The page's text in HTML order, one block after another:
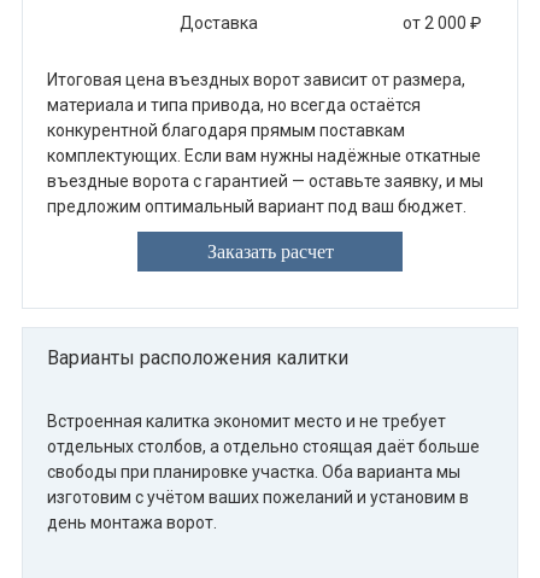
Доставка от 2 000 ₽
Итоговая цена въездных ворот зависит от размера,
материала и типа привода, но всегда остаётся
конкурентной благодаря прямым поставкам
комплектующих. Если вам нужны надёжные откатные
въездные ворота с гарантией — оставьте заявку, и мы
предложим оптимальный вариант под ваш бюджет.
Заказать расчет
Варианты расположения калитки
Встроенная калитка экономит место и не требует
отдельных столбов, а отдельно стоящая даёт больше
свободы при планировке участка. Оба варианта мы
изготовим с учётом ваших пожеланий и установим в
день монтажа ворот.